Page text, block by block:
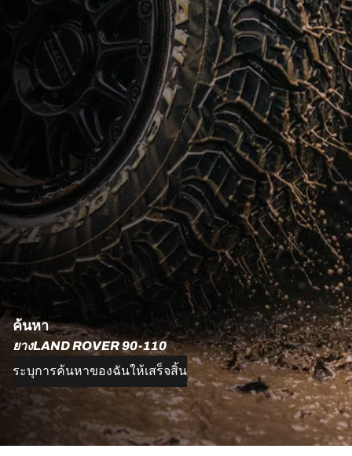
ค้นหา
ยางLAND ROVER 90-110
ระบุการค้นหาของฉันให้เสร็จสิ้น